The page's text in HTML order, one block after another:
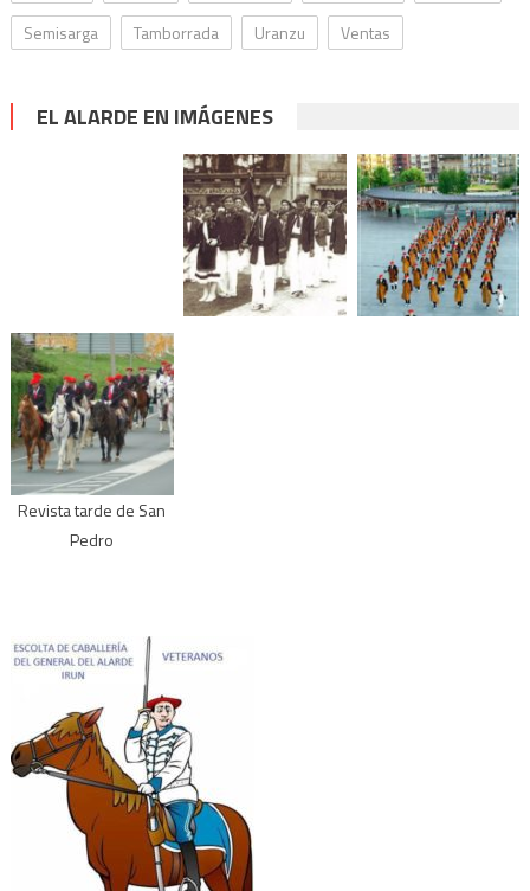
Semisarga
Tamborrada Uranzu Ventas
EL ALARDE EN IMÁGENES
Revista tarde de San
Pedro